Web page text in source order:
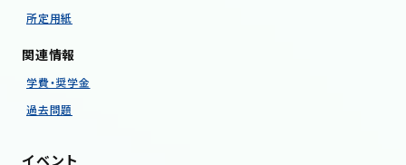
所定用紙
関連情報
学費・奨学金
過去問題
イベント